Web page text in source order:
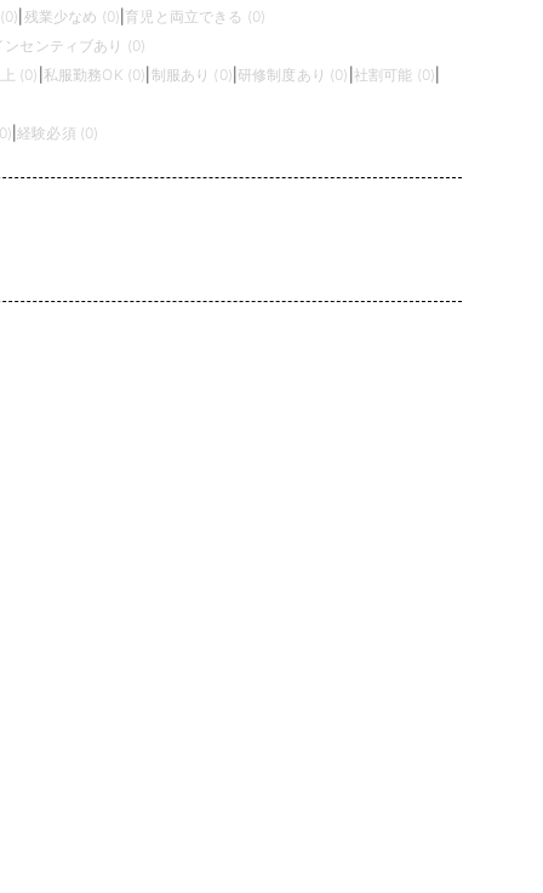
残業少なめ (0) 育児と両立できる (0)
ンセンティブあり (0)
(0) 私服勤務OK (0) 制服あり (0) 研修制度あり (0) 社割可能 (0)
|経験必須 (0)